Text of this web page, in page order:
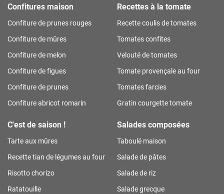
Confitures maison
Confiture de prunes rouges
Confiture de mûres
Confiture de melon
Confiture de figues
Confiture de prunes
Confiture abricot romarin
Recettes à la tomate
Recette coulis de tomates
Tomates confites
Velouté de tomates
Tomate provençale au four
Tomates farcies
Gratin courgette tomate
C'est de saison !
Tarte aux mûres
Recette tian de légumes au four
Risotto chorizo
Ratatouille
Salades composées
Taboulé maison
Salade de pâtes
Salade de riz
Salade grecque